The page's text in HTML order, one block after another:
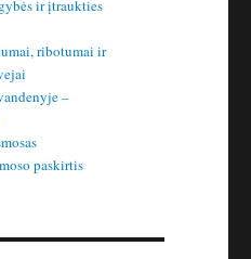
ir įtraukties
ribotumai ir
–
paskirtis